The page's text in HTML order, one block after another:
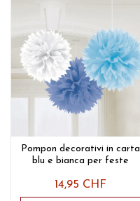
Pompon decorativi in carta
blu e bianca per feste
14,95 CHF